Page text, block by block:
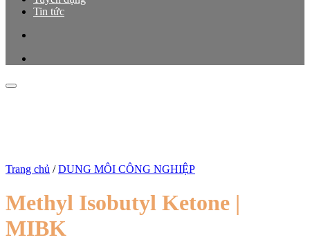
Tin tức
Trang chủ / DUNG MÔI CÔNG NGHIỆP
Methyl Isobutyl Ketone |
MIBK